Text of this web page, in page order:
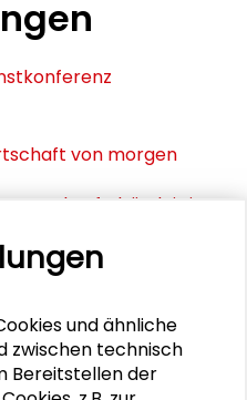
von morgen
– Zukunftsbündnis im
Darmstadt
und ähnliche
zwischen technisch
Bereitstellen der